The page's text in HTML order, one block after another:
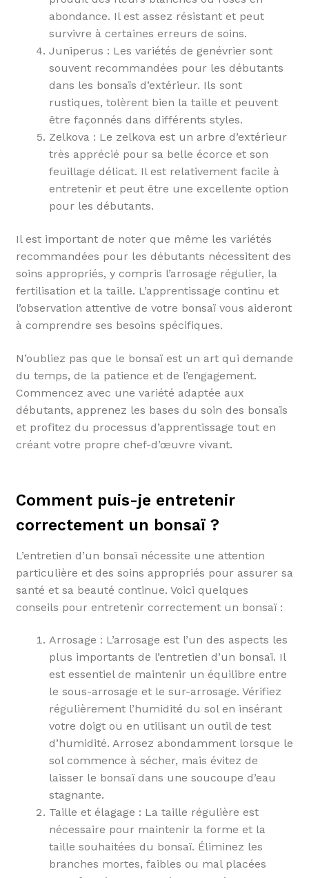
abondance. Il est assez résistant et peut
survivre à certaines erreurs de soins.
Juniperus : Les variétés de genévrier sont
souvent recommandées pour les débutants
dans les bonsaïs d’extérieur. Ils sont
rustiques, tolèrent bien la taille et peuvent
être façonnés dans différents styles.
Zelkova : Le zelkova est un arbre d’extérieur
très apprécié pour sa belle écorce et son
feuillage délicat. Il est relativement facile à
entretenir et peut être une excellente option
pour les débutants.
Il est important de noter que même les variétés
recommandées pour les débutants nécessitent des
soins appropriés, y compris l’arrosage régulier, la
fertilisation et la taille. L’apprentissage continu et
l’observation attentive de votre bonsaï vous aideront
à comprendre ses besoins spécifiques.
N’oubliez pas que le bonsaï est un art qui demande
du temps, de la patience et de l’engagement.
Commencez avec une variété adaptée aux
débutants, apprenez les bases du soin des bonsaïs
et profitez du processus d’apprentissage tout en
créant votre propre chef-d’œuvre vivant.
Comment puis-je entretenir
correctement un bonsaï ?
L’entretien d’un bonsaï nécessite une attention
particulière et des soins appropriés pour assurer sa
santé et sa beauté continue. Voici quelques
conseils pour entretenir correctement un bonsaï :
Arrosage : L’arrosage est l’un des aspects les
plus importants de l’entretien d’un bonsaï. Il
est essentiel de maintenir un équilibre entre
le sous-arrosage et le sur-arrosage. Vérifiez
régulièrement l’humidité du sol en insérant
votre doigt ou en utilisant un outil de test
d’humidité. Arrosez abondamment lorsque le
sol commence à sécher, mais évitez de
laisser le bonsaï dans une soucoupe d’eau
stagnante.
Taille et élagage : La taille régulière est
nécessaire pour maintenir la forme et la
taille souhaitées du bonsaï. Éliminez les
branches mortes, faibles ou mal placées